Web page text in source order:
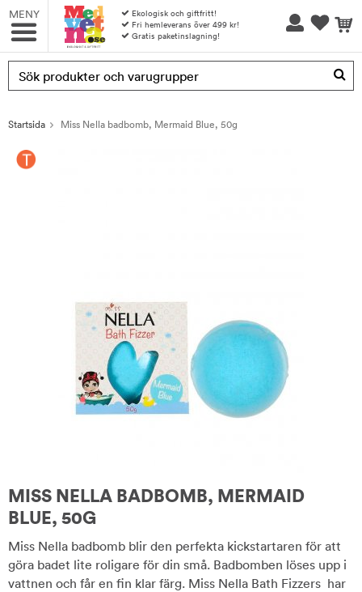
MENY
Ekologisk och giftfritt!
Fri hemleverans över 499 kr!
Gratis paketinslagning!
Produkten har blivit tillagd i varukorgen
Startsida Miss Nella badbomb, Mermaid Blue, 50g
MISS NELLA BADBOMB, MERMAID
BLUE, 50G
Miss Nella badbomb blir den perfekta kickstartaren för att
göra badet lite roligare för din små. Badbomben löses upp i
vattnen och får en fin klar färg. Miss Nella Bath Fizzers har